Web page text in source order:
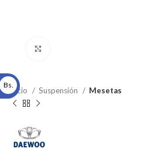
Inicio Suspensión Mesetas
Bs.